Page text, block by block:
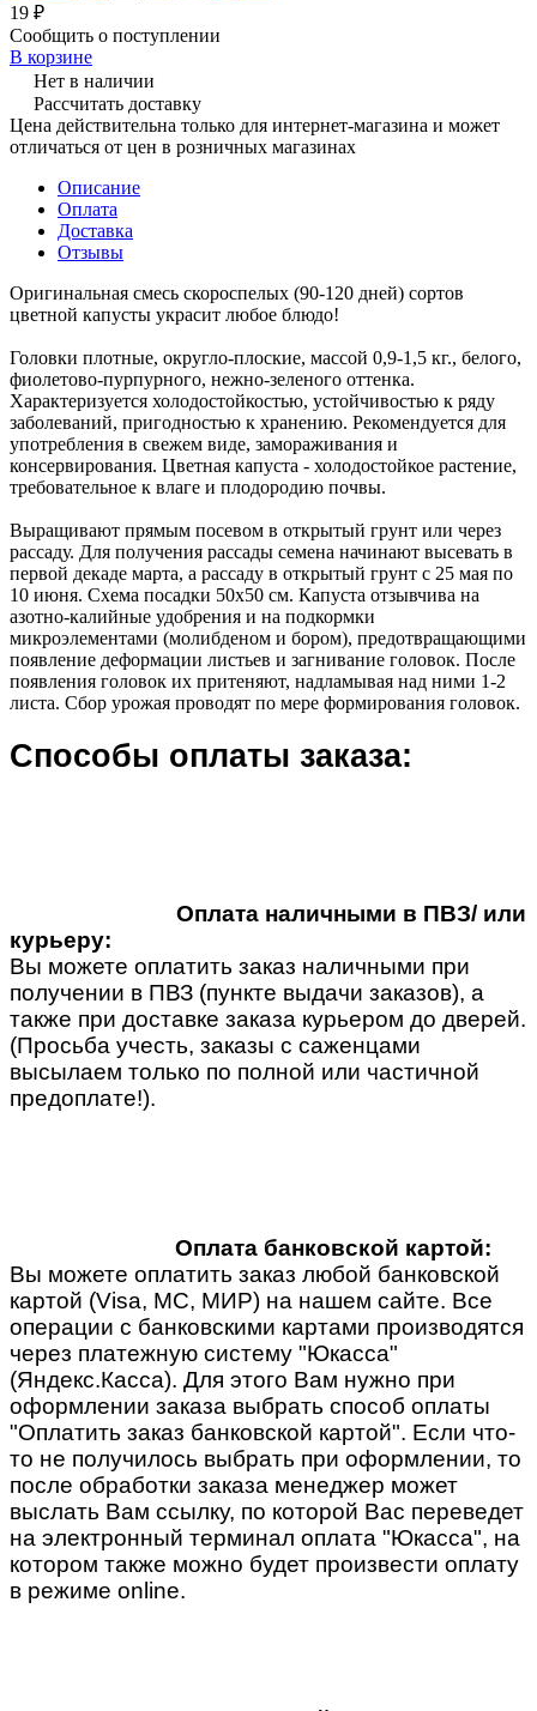
19 ₽
Сообщить о поступлении
В корзине
Нет в наличии
Рассчитать доставку
Цена действительна только для интернет-магазина и может
отличаться от цен в розничных магазинах
Описание
Оплата
Доставка
Отзывы
Оригинальная смесь скороспелых (90-120 дней) сортов
цветной капусты украсит любое блюдо!
Головки плотные, округло-плоские, массой 0,9-1,5 кг., белого,
фиолетово-пурпурного, нежно-зеленого оттенка.
Характеризуется холодостойкостью, устойчивостью к ряду
заболеваний, пригодностью к хранению. Рекомендуется для
употребления в свежем виде, замораживания и
консервирования. Цветная капуста - холодостойкое растение,
требовательное к влаге и плодородию почвы.
Выращивают прямым посевом в открытый грунт или через
рассаду. Для получения рассады семена начинают высевать в
первой декаде марта, а рассаду в открытый грунт с 25 мая по
10 июня. Схема посадки 50х50 см. Капуста отзывчива на
азотно-калийные удобрения и на подкормки
микроэлементами (молибденом и бором), предотвращающими
появление деформации листьев и загнивание головок. После
появления головок их притеняют, надламывая над ними 1-2
листа. Сбор урожая проводят по мере формирования головок.
Способы оплаты заказа:
Оплата наличными в ПВЗ/ или
курьеру:
Вы можете оплатить заказ наличными при
получении в ПВЗ (пункте выдачи заказов), а
также при доставке заказа курьером до дверей.
(Просьба учесть, заказы с саженцами
высылаем только по полной или частичной
предоплате!).
Оплата банковской картой:
Вы можете оплатить заказ любой банковской
картой (Visa, MC, МИР) на нашем сайте. Все
операции с банковскими картами производятся
через платежную систему "Юкасса"
(Яндекс.Касса). Для этого Вам нужно при
оформлении заказа выбрать способ оплаты
"Оплатить заказ банковской картой". Если что-
то не получилось выбрать при оформлении, то
после обработки заказа менеджер может
выслать Вам ссылку, по которой Вас переведет
на электронный терминал оплата "Юкасса", на
котором также можно будет произвести оплату
в режиме online.